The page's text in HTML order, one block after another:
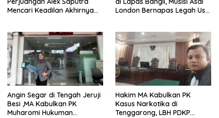
Mencari Keadilan Akhirnya
London Bernapas Legah Usai
Angin Segar di Tengah Jeruji
Besi ,MA Kabulkan PK
Muharomi Hukuman
Hakim MA Kabulkan PK
Kasus Narkotika di
Tenggarong, LBH PDKP